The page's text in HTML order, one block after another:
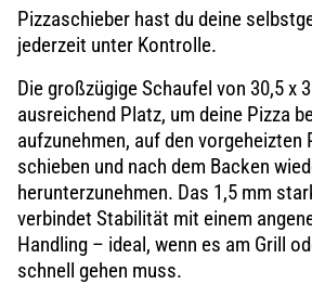
EDELSTAHL
HITZEBESTÄNDIGE
GRILLHANDSCHUHE
Pizzaschieber hast du deine
jederzeit unter Kontrolle.
Die großzügige Schaufel von 30,5 x
ausreichend Platz, um deine Pizza
aufzunehmen, auf den vorgeheizten
schieben und nach dem Backen
herunterzunehmen. Das 1,5 mm
verbindet Stabilität mit einem
Handling – ideal, wenn es am Grill
schnell gehen muss.